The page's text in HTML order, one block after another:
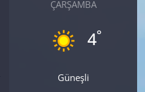
ÇARŞAMBA
4°
Güneşli